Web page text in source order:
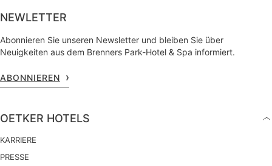
NEWLETTER
Abonnieren Sie unseren Newsletter und bleiben Sie über
Neuigkeiten aus dem Brenners Park-Hotel & Spa informiert.
ABONNIEREN
OETKER HOTELS
KARRIERE
PRESSE